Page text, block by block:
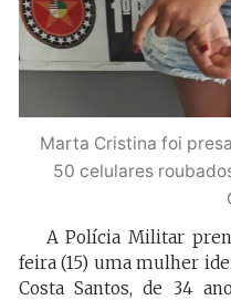
Marta Cristina foi
50 celulares
A Polícia Militar
feira (15) uma mulher
Costa Santos, de 34